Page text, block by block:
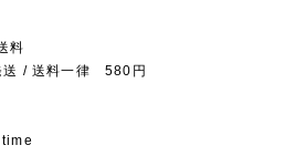
料
送 / 送料一律 580円